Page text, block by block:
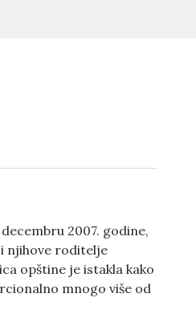
2007. godine,
njihove roditelje
opštine je istakla kako
mnogo više od